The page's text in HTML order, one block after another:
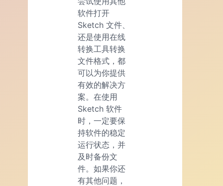
软件打开
Sketch 文件、
还是使用在线
转换工具转换
文件格式，都
可以为你提供
有效的解决方
案。在使用
Sketch 软件
时，一定要保
持软件的稳定
运行状态，并
及时备份文
件。如果你还
有其他问题，